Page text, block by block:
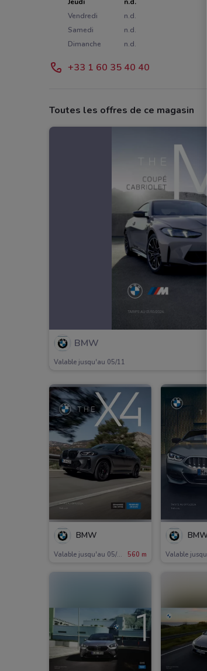
Vendredi
n.d.
Samedi
n.d.
Dimanche
n.d.
+33 1 60 35 40 40
Toutes les offres de ce magasin
BMW
Valable jusqu'au 05/11
BMW
Valable jusqu'au 05/11 560 m